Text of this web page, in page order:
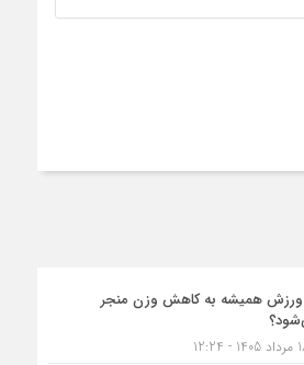
ورزش همیشه به کاهش وزن منجر